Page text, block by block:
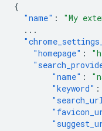
{
"name" : "My
...
"homepage" :
"name" :
"keyword" :